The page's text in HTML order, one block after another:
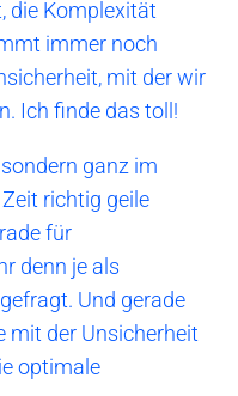
die Komplexität
immer noch
mit der wir
Ich finde das toll!
ganz im
richtig geile
für
denn je als
Und gerade
mit der Unsicherheit
optimale